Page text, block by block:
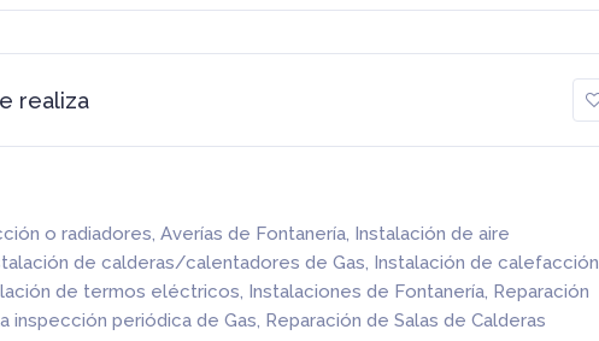
realiza
o radiadores, Averías de Fontanería, Instalación de aire
de calderas/calentadores de Gas, Instalación de calefacción
de termos eléctricos, Instalaciones de Fontanería, Reparación
inspección periódica de Gas, Reparación de Salas de Calderas